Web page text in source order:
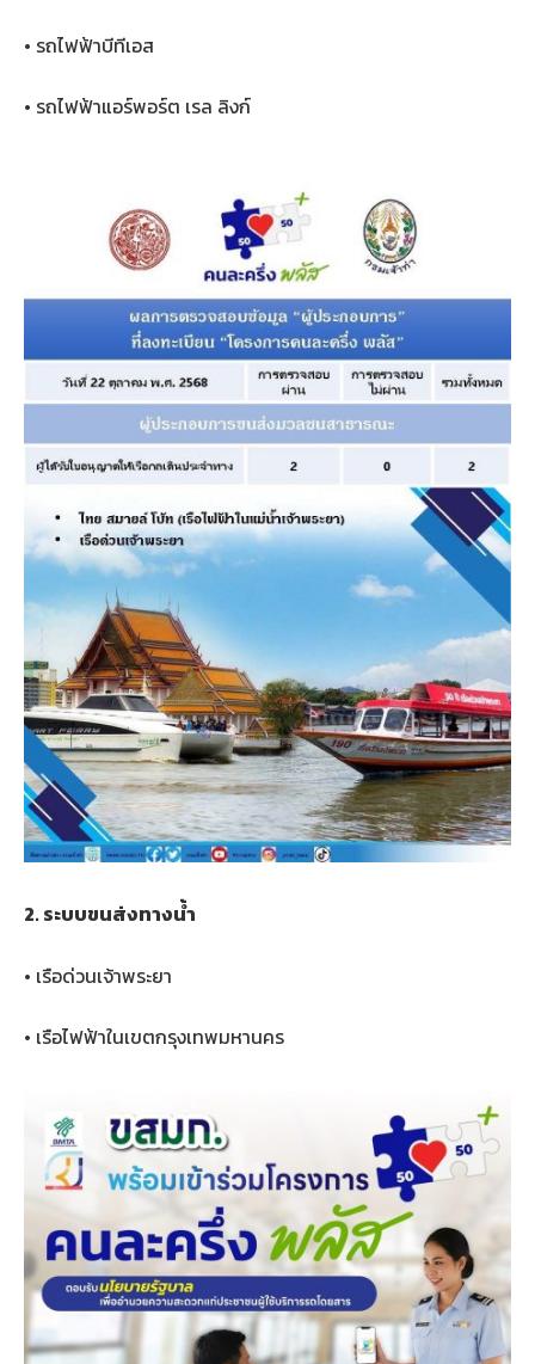
• รถไฟฟ้าบีทีเอส
• รถไฟฟ้าแอร์พอร์ต เรล ลิงก์
2. ระบบขนส่งทางน้ำ
• เรือด่วนเจ้าพระยา
• เรือไฟฟ้าในเขตกรุงเทพมหานคร